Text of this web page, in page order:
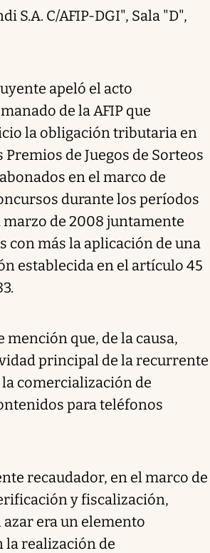
S.A. C/AFIP-DGI", Sala "D",
apeló el acto
de la AFIP que
la obligación tributaria en
de Juegos de Sorteos
en el marco de
durante los períodos
marzo de 2008 juntamente
con más la aplicación de una
establecida en el artículo 45
mención que, de la causa,
principal de la recurrente
comercialización de
para teléfonos
recaudador, en el marco de
y fiscalización,
era un elemento
realización de